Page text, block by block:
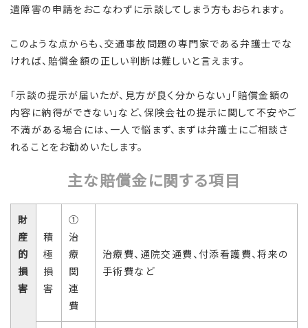
遺障害の申請をおこなわずに示談してしまう方もおられます。
このような点からも、交通事故問題の専門家である弁護士でな
ければ、賠償金額の正しい判断は難しいと言えます。
「示談の提示が届いたが、見方が良く分からない」「賠償金額の
内容に納得ができない」など、保険会社の提示に関して不安やご
不満がある場合には、一人で悩まず、まずは弁護士にご相談さ
れることをお勧めいたします。
主な賠償金に関する項目
財
産
的
損
害
積
極
損
害
①
治
療
関
連
費
治療費、通院交通費、付添看護費、将来の
手術費など